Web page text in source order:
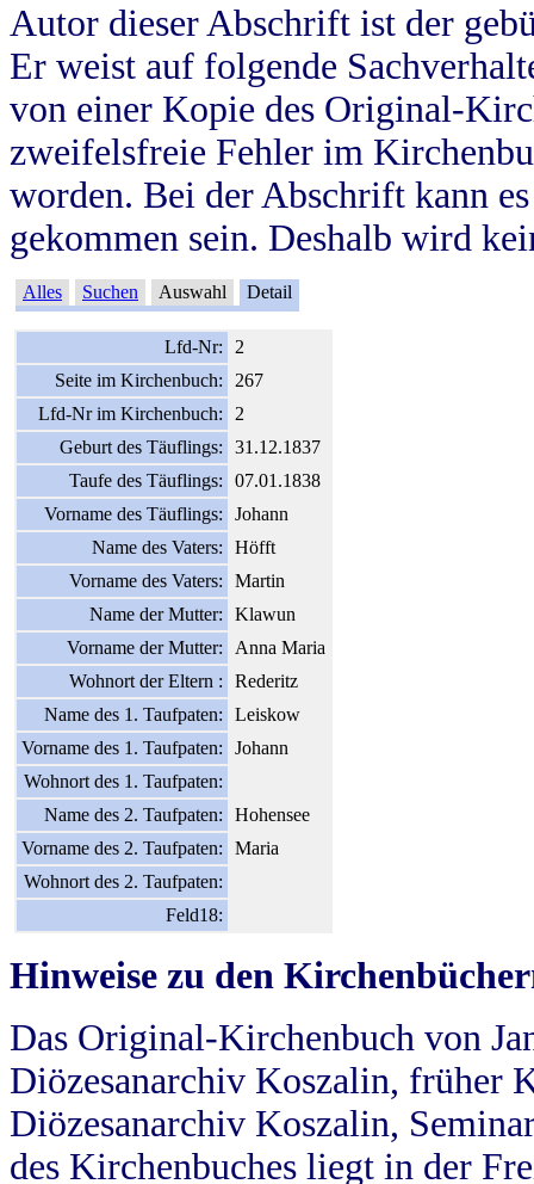
Autor dieser Abschrift ist der
Er weist auf folgende
von einer Kopie des Original-
zweifelsfreie Fehler im
worden. Bei der Abschrift kann
gekommen sein. Deshalb wird
Alles Suchen Auswahl Detail
Lfd-Nr:
2
Seite im Kirchenbuch:
267
Lfd-Nr im Kirchenbuch:
2
Geburt des Täuflings:
31.12.1837
Taufe des Täuflings:
07.01.1838
Vorname des Täuflings:
Johann
Name des Vaters:
Höfft
Vorname des Vaters:
Martin
Name der Mutter:
Klawun
Vorname der Mutter:
Anna Maria
Wohnort der Eltern :
Rederitz
Name des 1. Taufpaten:
Leiskow
Vorname des 1. Taufpaten:
Johann
Wohnort des 1. Taufpaten:
Name des 2. Taufpaten:
Hohensee
Vorname des 2. Taufpaten:
Maria
Wohnort des 2. Taufpaten:
Feld18:
Hinweise zu den
Das Original-Kirchenbuch von
Diözesanarchiv Koszalin, früher
Diözesanarchiv Koszalin,
des Kirchenbuches liegt in der